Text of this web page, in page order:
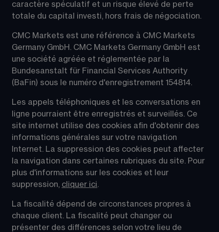
caractère spéculatif et un risque élevé de perte
totale du capital investi, hors frais de négociation.
CMC Markets est une référence à CMC Markets
Germany GmbH. CMC Markets Germany GmbH est
une société agréée et réglementée par la
Bundesanstalt für Financial Services Authority
(BaFin) sous le numéro d'enregistrement 154814.
Les appels téléphoniques et les conversations en
ligne pourraient être enregistrés et surveillés. Ce
site internet utilise des cookies afin d'obtenir des
informations générales sur votre navigation
Internet. La suppression des cookies peut affecter
la navigation dans certaines rubriques du site. Pour
plus d'informations sur les cookies et leur
suppression, cliquer ici.
La fiscalité dépend de circonstances propres à
chaque client. La fiscalité peut changer ou
présenter des différences selon votre lieu de